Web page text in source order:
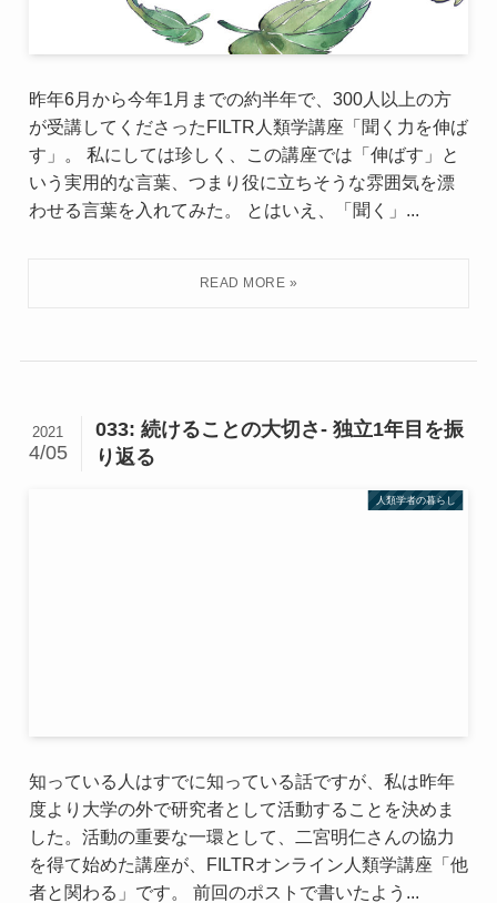
昨年6月から今年1月までの約半年で、300人以上の方
が受講してくださったFILTR人類学講座「聞く力を伸ば
す」。 私にしては珍しく、この講座では「伸ばす」と
いう実用的な言葉、つまり役に立ちそうな雰囲気を漂
わせる言葉を入れてみた。 とはいえ、「聞く」...
033: 続けることの大切さ- 独立1年目を振
り返る
2021
4/05
人類学者の暮らし
知っている人はすでに知っている話ですが、私は昨年
度より大学の外で研究者として活動することを決めま
した。活動の重要な一環として、二宮明仁さんの協力
を得て始めた講座が、FILTRオンライン人類学講座「他
者と関わる」です。 前回のポストで書いたよう...